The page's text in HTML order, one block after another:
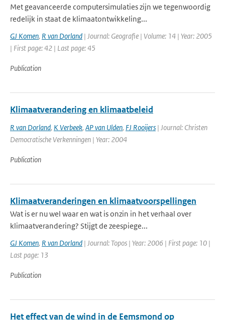
Met geavanceerde computersimulaties zijn we tegenwoordig
redelijk in staat de klimaatontwikkeling...
GJ Komen, R van Dorland | Journal: Geografie | Volume: 14 | Year: 2005
| First page: 42 | Last page: 45
Publication
Klimaatverandering en klimaatbeleid
R van Dorland, K Verbeek, AP van Ulden, FJ Rooijers | Journal: Christen
Democratische Verkenningen | Year: 2004
Publication
Klimaatveranderingen en klimaatvoorspellingen
Wat is er nu wel waar en wat is onzin in het verhaal over
klimaatverandering? Stijgt de zeespiege...
GJ Komen, R van Dorland | Journal: Topos | Year: 2006 | First page: 10 |
Last page: 13
Publication
Het effect van de wind in de Eemsmond op